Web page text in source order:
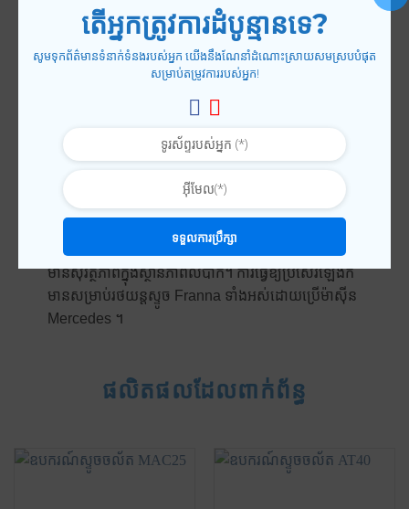
លក្ខណៈសំខាន់ៗ៖
ការរកឃើញទម្ងន់ដោយស្វ័យប្រវត្តិ។
កំណត់កម្ពស់ការងារអតិបរមាដោយប្រតិបត្តិករ។
ទំងន់អ័ក្សខាងមុខអតិបរមា។
សមាមាត្រថាមពលដែលបានវាយតម្លៃ។
លក្ខណៈពិសេសទាំងនេះជួយឱ្យម៉ាស៊ីនដំណើរការកាន់តែ
មានសុវត្ថិភាពក្នុងស្ថានភាពលំបាក។ ការធ្វើឱ្យប្រសើរឡើងក៏
មានសម្រាប់រថយន្តស្ទូច Franna ទាំងអស់ដោយប្រើម៉ាស៊ីន
Mercedes ។
ផលិតផលដែលពាក់ព័ន្ធ
តើអ្នកត្រូវការដំបូន្មានទេ?
សូមទុកព័ត៌មានទំនាក់ទំនងរបស់អ្នក យើងនឹងណែនាំដំណោះស្រាយសមស្របបំផុត
សម្រាប់តម្រូវការរបស់អ្នក!
ទទួលការប្រឹក្សា